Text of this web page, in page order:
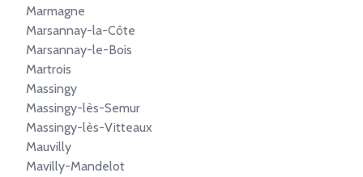
Marmagne
Marsannay-la-Côte
Marsannay-le-Bois
Martrois
Massingy
Massingy-lès-Semur
Massingy-lès-Vitteaux
Mauvilly
Mavilly-Mandelot